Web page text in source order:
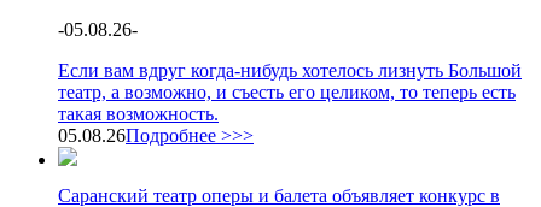
-05.08.26-
Если вам вдруг когда-нибудь хотелось лизнуть Большой
театр, а возможно, и съесть его целиком, то теперь есть
такая возможность.
05.08.26Подробнее >>>
Саранский театр оперы и балета объявляет конкурс в